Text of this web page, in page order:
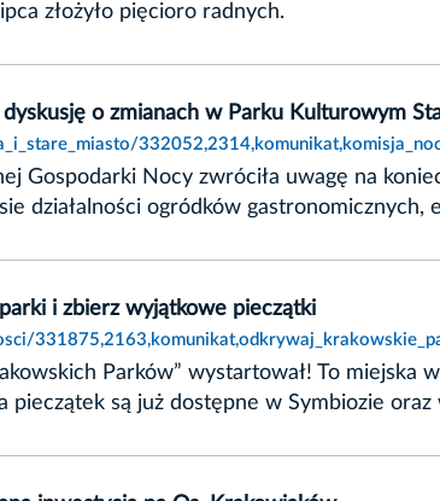
złożyło pięcioro radnych.
o zmianach w Parku Kulturowym
Gospodarki Nocy zwróciła uwagę na
działalności ogródków
i zbierz wyjątkowe pieczątki
Parków” wystartował! To
pieczątek są już dostępne w Symbiozie